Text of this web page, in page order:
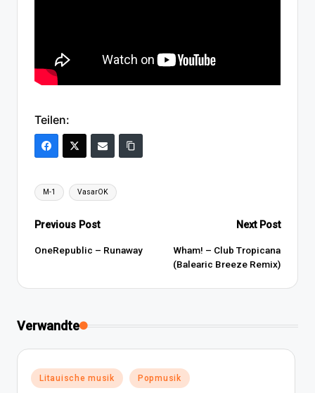
Teilen:
Tags:
M-1 VasarOK
Post
navigation
Previous Post
OneRepublic – Runaway
Next Post
Wham! – Club Tropicana
(Balearic Breeze Remix)
Verwandte
Posted
in
Litauische musik Popmusik